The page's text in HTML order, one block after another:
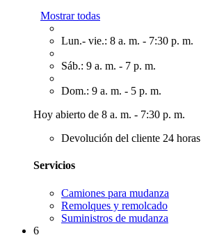
Mostrar todas
Lun.- vie.: 8 a. m. - 7:30 p. m.
Sáb.: 9 a. m. - 7 p. m.
Dom.: 9 a. m. - 5 p. m.
Hoy abierto de 8 a. m. - 7:30 p. m.
Devolución del cliente 24 horas
Servicios
Camiones para mudanza
Remolques y remolcado
Suministros de mudanza
6